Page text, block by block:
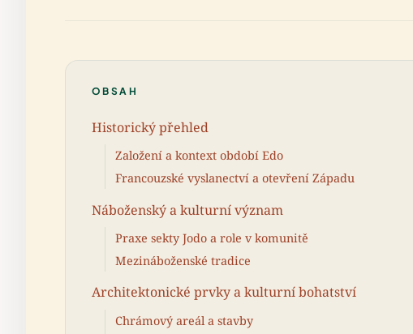
OBSAH
Historický přehled
Založení a kontext období Edo
Francouzské vyslanectví a otevření Západu
Náboženský a kulturní význam
Praxe sekty Jodo a role v komunitě
Mezináboženské tradice
Architektonické prvky a kulturní bohatství
Chrámový areál a stavby